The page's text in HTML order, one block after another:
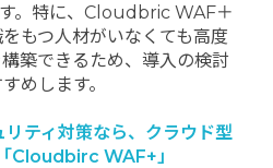
。特に、Cloudbric WAF＋
もつ人材がいなくても高度
築できるため、導入の検討
めします。
ティ対策なら、クラウド型
Cloudbirc WAF+」